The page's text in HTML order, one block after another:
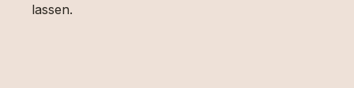
lassen.